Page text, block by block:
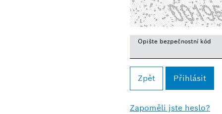
Opište bezpečnostní kód
Zpět
Zapoměli jste heslo?